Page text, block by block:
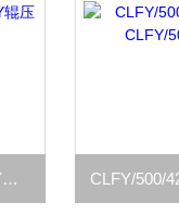
CLFY/500/420-90/C密封原装CLFY辊压机油缸CLFY/500/420-90密封